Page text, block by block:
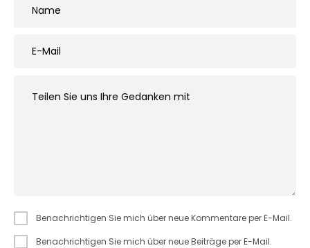
Benachrichtigen Sie mich über neue Kommentare per E-Mail.
Benachrichtigen Sie mich über neue Beiträge per E-Mail.